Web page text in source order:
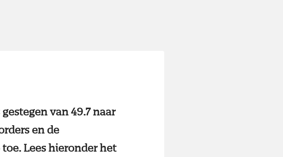
van 49.7 naar
en de
Lees hieronder het